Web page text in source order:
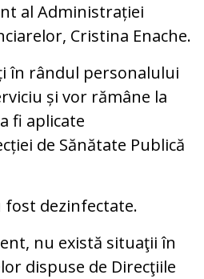
al Administrației
Cristina Enache.
în rândul personalului
și vor rămâne la
fi aplicate
de Sănătate Publică
fost dezinfectate.
nu există situaţii în
dispuse de Direcţiile